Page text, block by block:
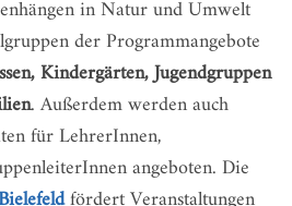
in Natur und Umwelt
der Programmangebote
Kindergärten, Jugendgruppen
. Außerdem werden auch
für LehrerInnen,
angeboten. Die